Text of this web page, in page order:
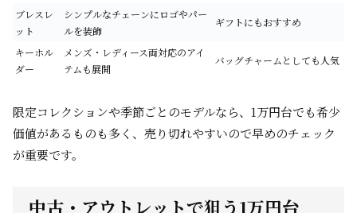
ブレスレ
ット
シンプルなチェーンにロゴやパー
ルを装飾
ギフトにもおすすめ
キーホル
ダー
メンズ・レディース両対応のアイ
テムも展開
バッグチャームとしても人気
限定コレクションや季節ごとのモデルなら、1万円台でも希少
価値があるものも多く、売り切れやすいので早めのチェック
が重要です。
中古・アウトレットで狙う1万円台